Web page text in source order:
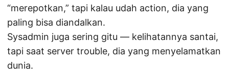
“merepotkan,” tapi kalau udah action, dia yang
paling bisa diandalkan.
Sysadmin juga sering gitu — kelihatannya santai,
tapi saat server trouble, dia yang menyelamatkan
dunia.